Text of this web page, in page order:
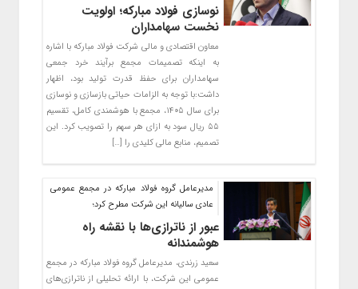
نوسازی فولاد مبارکه؛ اولویت
نخست سهامداران
معاون اقتصادی و مالی شرکت فولاد مبارکه با اشاره
به اینکه تصمیمات مجمع برآیند خرد جمعی
سهامداران برای حفظ قدرت تولید بود، اظهار
داشت:با توجه به الزامات حیاتی بازسازی و نوسازی
برای سال ۱۴۰۵، مجمع با هوشمندی کامل، تقسیم
۵۵ ریال سود به ازای هر سهم را تصویب کرد. این
تصمیم، منابع مالی کلیدی را […]
مدیرعامل گروه فولاد مبارکه در مجمع عمومی
عادی سالیانه این شرکت مطرح کرد؛
عبور از ناترازی‌ها با نقشه راه
هوشمندانه
سعید زرندی، مدیرعامل گروه فولاد مبارکه در مجمع
عمومی این شرکت، با ارائه تحلیلی از ناترازی‌های